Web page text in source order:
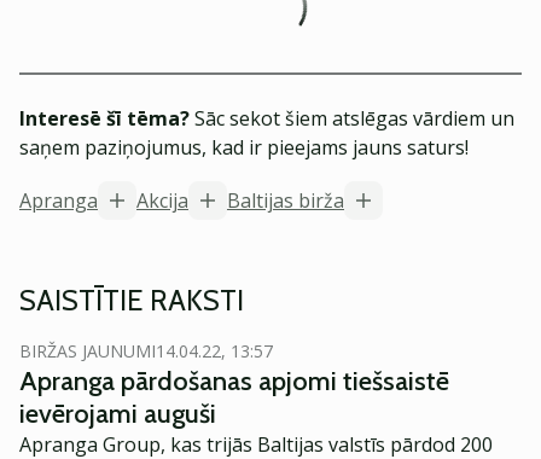
Interesē šī tēma?Sāc sekot šiem atslēgas vārdiem un
saņem paziņojumus, kad ir pieejams jauns saturs!
Apranga
Akcija Baltijas birža
SAISTĪTIE RAKSTI
BIRŽAS JAUNUMI14.04.22, 13:57
Apranga pārdošanas apjomi tiešsaistē
ievērojami auguši
Apranga Group, kas trijās Baltijas valstīs pārdod 200